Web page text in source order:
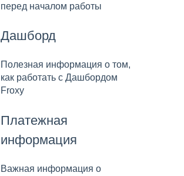
перед началом работы
Дашборд
Полезная информация о том,
как работать с Дашбордом
Froxy
Платежная
информация
Важная информация о